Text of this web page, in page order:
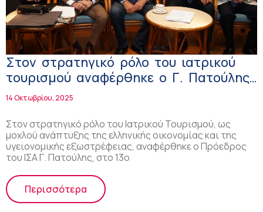
Στον στρατηγικό ρόλο του ιατρικού
τουρισμού αναφέρθηκε ο Γ. Πατούλης,
στο 13ο Διεθνές Συνέδριο στην Πάφο
14 Οκτωβρίου, 2025
Στον στρατηγικό ρόλο του Ιατρικού Τουρισμού, ως
μοχλού ανάπτυξης της ελληνικής οικονομίας και της
υγειονομικής εξωστρέφειας, αναφέρθηκε ο Πρόεδρος
του ΙΣΑ Γ. Πατούλης, στο 13ο
Περισσότερα